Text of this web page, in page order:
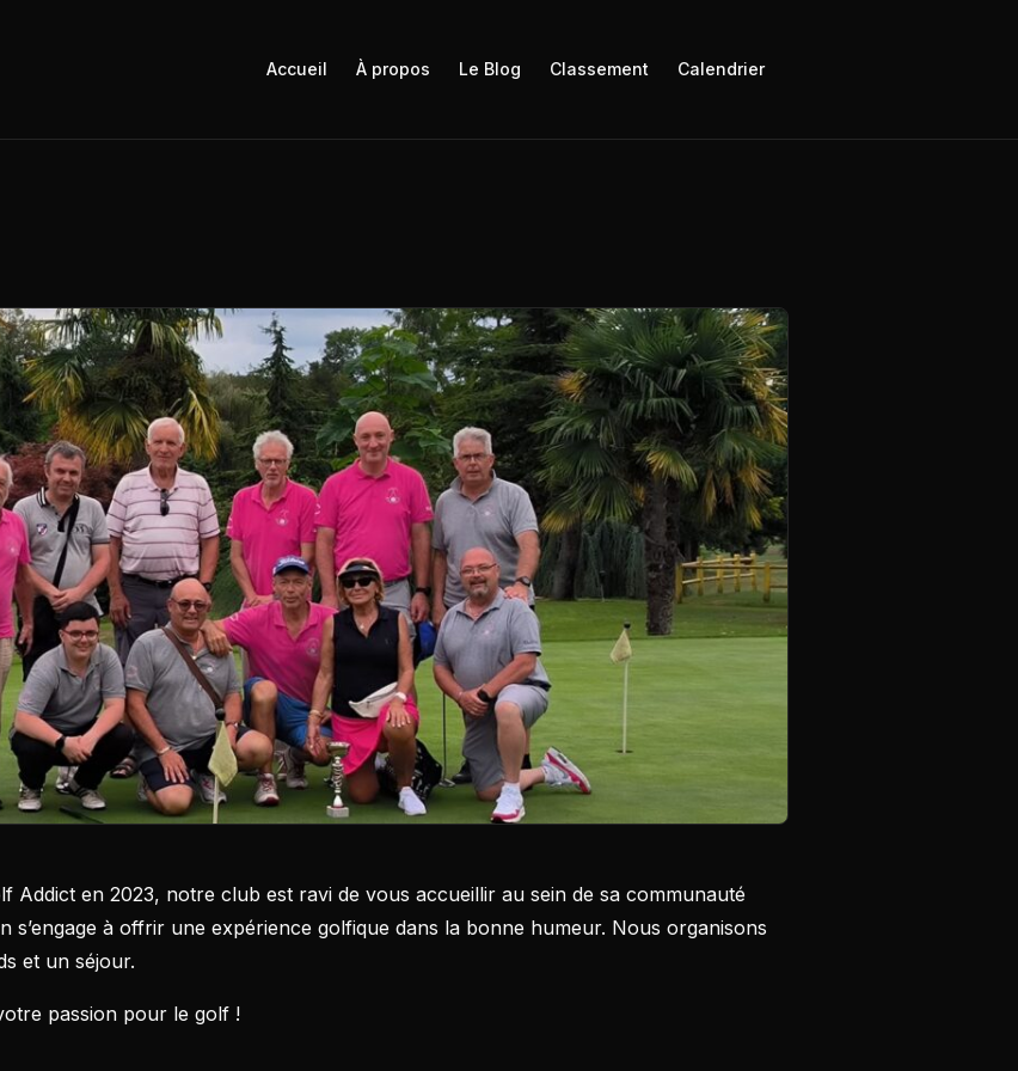
Accueil À propos Le Blog Classement Calendrier
Addict en 2023, notre club est ravi de vous accueillir au sein de sa communauté
s’engage à offrir une expérience golfique dans la bonne humeur. Nous organisons
et un séjour.
passion pour le golf !